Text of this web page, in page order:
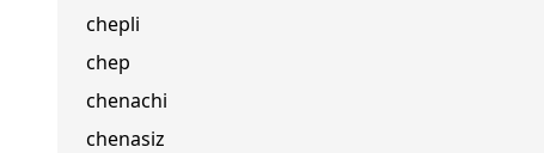
chepli
chep
chenachi
chenasiz